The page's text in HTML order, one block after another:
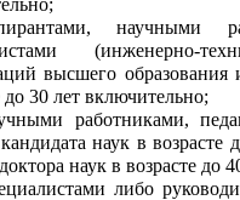
научными
(инженерно-
высшего
до 30 лет включительно;
работниками,
кандидата наук в
наук в возрасте до
либо